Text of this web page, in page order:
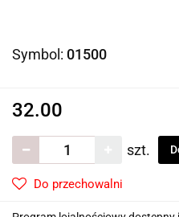
Symbol: 01500
32.00
szt.
Do przechowalni